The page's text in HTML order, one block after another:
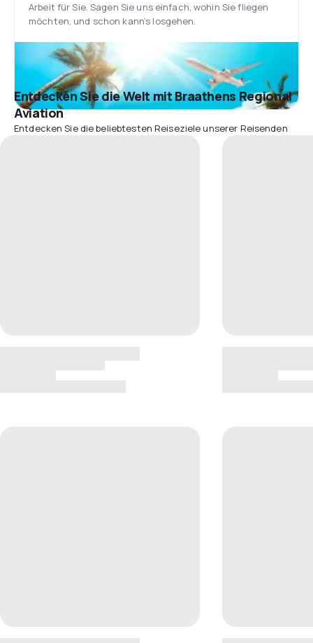
Arbeit für Sie. Sagen Sie uns einfach, wohin Sie fliegen
möchten, und schon kann’s losgehen.
Entdecken Sie die Welt mit Braathens Regional
Aviation
Entdecken Sie die beliebtesten Reiseziele unserer Reisenden